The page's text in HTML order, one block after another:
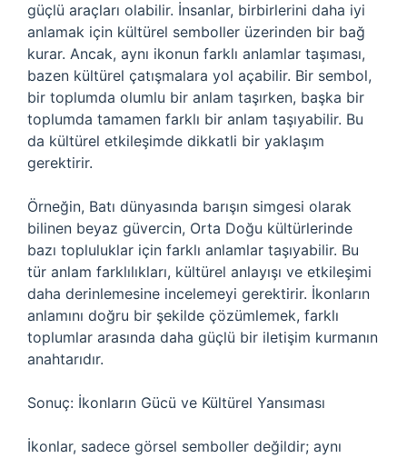
güçlü araçları olabilir. İnsanlar, birbirlerini daha iyi
anlamak için kültürel semboller üzerinden bir bağ
kurar. Ancak, aynı ikonun farklı anlamlar taşıması,
bazen kültürel çatışmalara yol açabilir. Bir sembol,
bir toplumda olumlu bir anlam taşırken, başka bir
toplumda tamamen farklı bir anlam taşıyabilir. Bu
da kültürel etkileşimde dikkatli bir yaklaşım
gerektirir.
Örneğin, Batı dünyasında barışın simgesi olarak
bilinen beyaz güvercin, Orta Doğu kültürlerinde
bazı topluluklar için farklı anlamlar taşıyabilir. Bu
tür anlam farklılıkları, kültürel anlayışı ve etkileşimi
daha derinlemesine incelemeyi gerektirir. İkonların
anlamını doğru bir şekilde çözümlemek, farklı
toplumlar arasında daha güçlü bir iletişim kurmanın
anahtarıdır.
Sonuç: İkonların Gücü ve Kültürel Yansıması
İkonlar, sadece görsel semboller değildir; aynı